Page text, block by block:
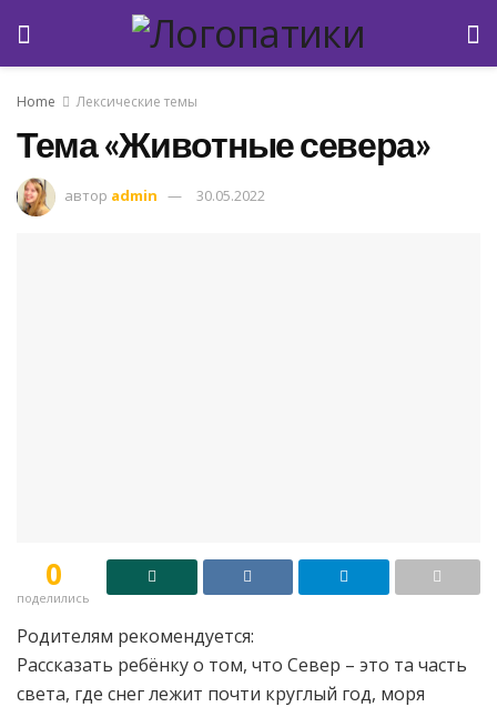
Home Лексические темы
Тема «Животные севера»
автор admin 30.05.2022
0
поделились
Родителям рекомендуется:
Рассказать ребёнку о том, что Север – это та часть
света, где снег лежит почти круглый год, моря